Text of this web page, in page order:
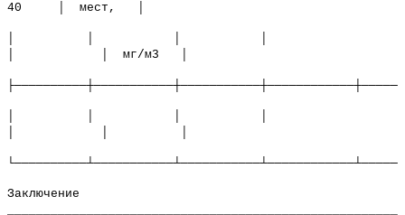
40 │ мест, │
│ │ мг/м3 │
Заключение